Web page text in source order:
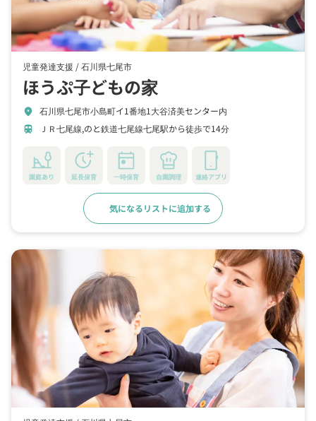
児童発達支援 /石川県七尾市
ほうぷ子どもの家
location_on 石川県七尾市小島町イ1番地1大谷済美センター内
train ＪＲ七尾線,のと鉄道七尾線七尾駅から徒歩で14分
園庭あり 延長保育 一時保育 自園調理 連絡アプリ
気になるリストに追加する